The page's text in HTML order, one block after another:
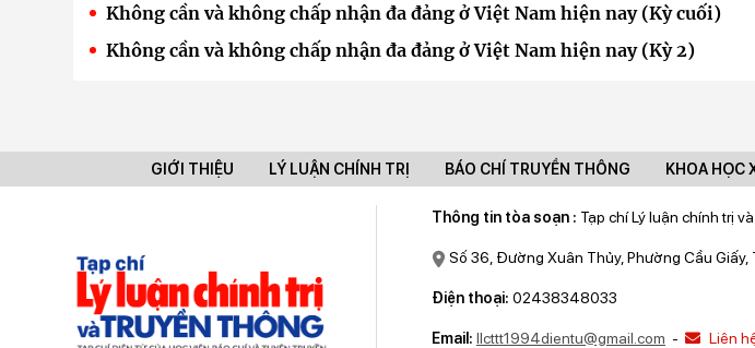
Không cần và không chấp nhận đa đảng ở Việt Nam hiện nay (Kỳ cuối)
Không cần và không chấp nhận đa đảng ở Việt Nam hiện nay (Kỳ 2)
GIỚI THIỆU LÝ LUẬN CHÍNH TRỊ BÁO CHÍ TRUYỀN THÔNG KHOA HỌC
Thông tin tòa soạn : Tạp chí Lý luận chính trị
Số 36, Đường Xuân Thủy, Phường Cầu Giấy,
Điện thoại: 02438348033
Email: llcttt1994dientu@gmail.com - Liên